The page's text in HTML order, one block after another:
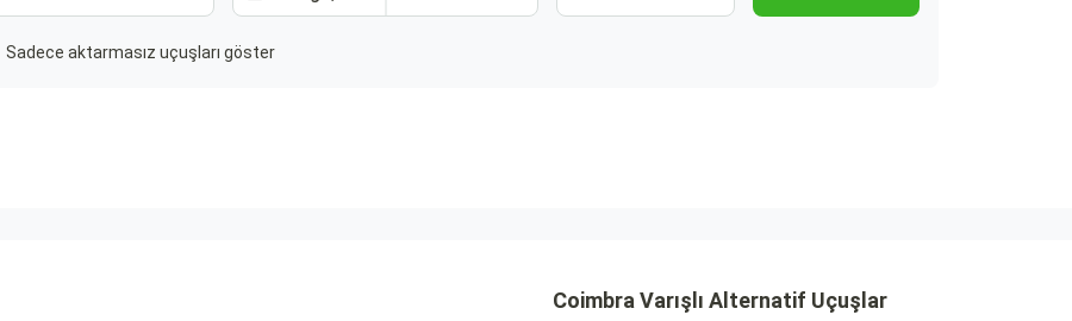
Sadece aktarmasız uçuşları göster
Coimbra Varışlı Alternatif Uçuşlar